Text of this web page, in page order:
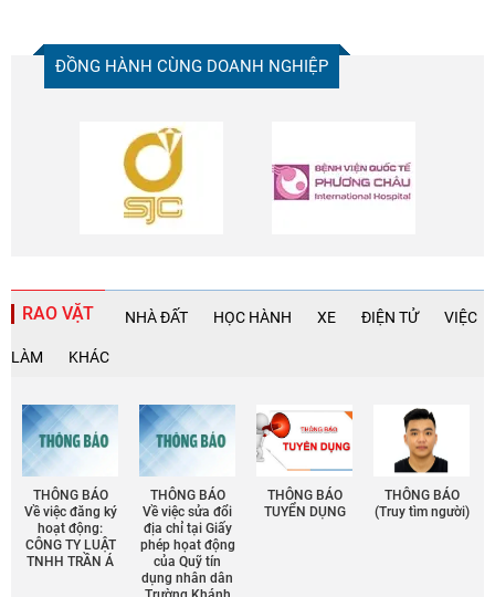
ĐỒNG HÀNH CÙNG DOANH NGHIỆP
RAO VẶT NHÀ ĐẤT HỌC HÀNH XE ĐIỆN TỬ VIỆC
LÀM KHÁC
THÔNG BÁO
Về việc đăng ký
hoạt động:
CÔNG TY LUẬT
TNHH TRẦN Á
THÔNG BÁO
Về việc sửa đổi
địa chỉ tại Giấy
phép họat động
của Quỹ tín
dụng nhân dân
THÔNG BÁO
TUYỂN DỤNG
THÔNG BÁO
(Truy tìm người)